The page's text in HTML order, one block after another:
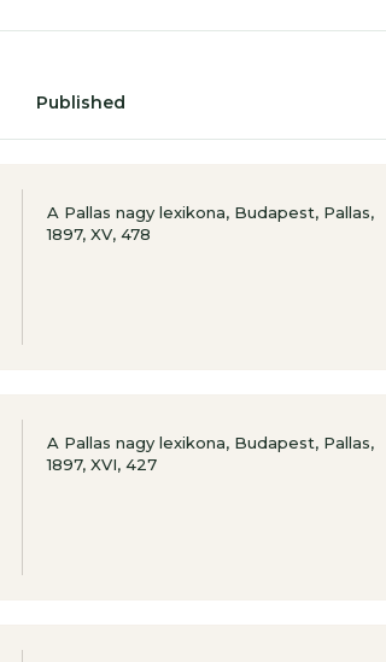
Published
A Pallas nagy lexikona, Budapest, Pallas,
1897, XV, 478
A Pallas nagy lexikona, Budapest, Pallas,
1897, XVI, 427